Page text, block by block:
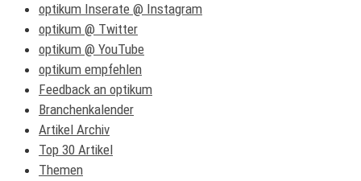
optikum Inserate @ Instagram
optikum @ Twitter
optikum @ YouTube
optikum empfehlen
Feedback an optikum
Branchenkalender
Artikel Archiv
Top 30 Artikel
Themen